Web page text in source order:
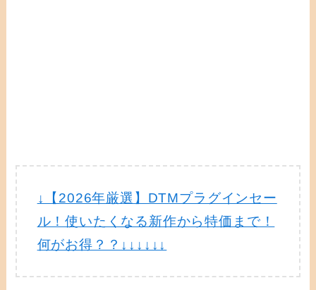
↓【2026年厳選】DTMプラグインセー
ル！使いたくなる新作から特価まで！
何がお得？？↓↓↓↓↓↓